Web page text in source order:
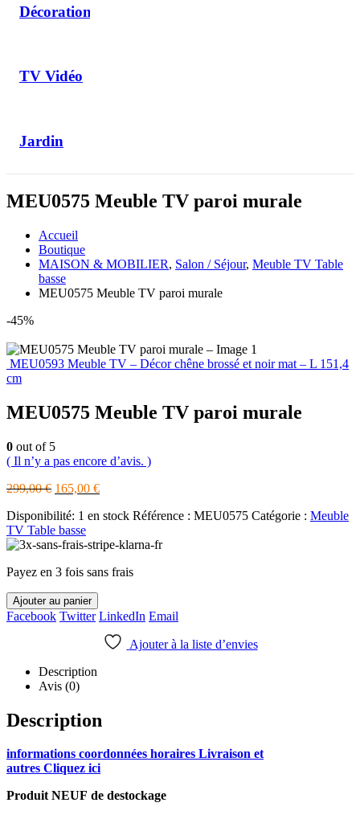
Décoration
TV Vidéo
Jardin
MEU0575 Meuble TV paroi murale
Accueil
Boutique
MAISON & MOBILIER, Salon / Séjour, Meuble TV Table
basse
MEU0575 Meuble TV paroi murale
-45%
MEU0593 Meuble TV – Décor chêne brossé et noir mat – L 151,4
cm
MEU0575 Meuble TV paroi murale
0 out of 5
( Il n’y a pas encore d’avis. )
299,00€ Le
initial
était :
299,00 €.
165,00 €Le
actuel
165,00 €.
Disponibilité: 1 en stock Référence : MEU0575 Catégorie : Meuble
TV Table basse
Payez en 3 fois sans frais
Ajouter au panier
Facebook Twitter LinkedIn Email
Ajouter à la liste d’envies
Description
Avis (0)
Description
informations coordonnées horaires Livraison et
autres Cliquez ici
Produit NEUF de destockage